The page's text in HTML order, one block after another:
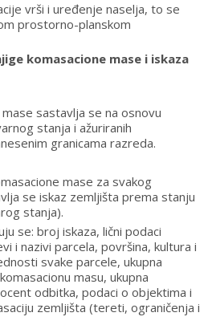
vrši i uređenje naselja, to se
prostorno-planskom
komasacione mase i iskaza
sastavlja se na osnovu
stanja i ažuriranih
granicama razreda.
mase za svakog
se iskaz zemljišta prema stanju
stanja).
se: broj iskaza, lični podaci
i nazivi parcela, površina, kultura i
svake parcele, ukupna
masu, ukupna
odbitka, podaci o objektima i
zemljišta (tereti, ograničenja i